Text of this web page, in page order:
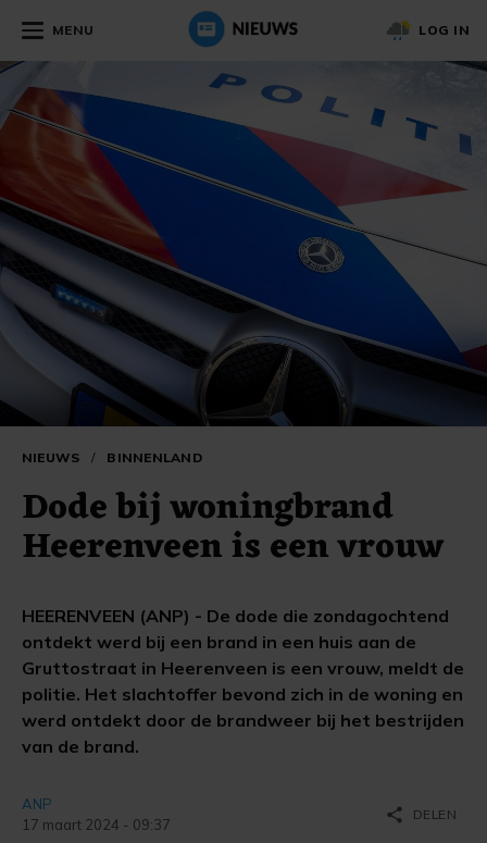
MENU LOG IN
NIEUWS / BINNENLAND
Dode bij woningbrand
Heerenveen is een vrouw
HEERENVEEN (ANP) - De dode die zondagochtend
ontdekt werd bij een brand in een huis aan de
Gruttostraat in Heerenveen is een vrouw, meldt de
politie. Het slachtoffer bevond zich in de woning en
werd ontdekt door de brandweer bij het bestrijden
van de brand.
ANP
17 maart 2024 - 09:37
share DELEN